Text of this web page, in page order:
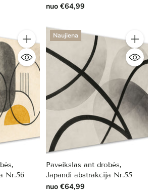
nuo €64,99
Kiekis
Nr.56
Naujiena
Kiekis
Paveikslas ant drobės,
Japandi abstrakcija Nr.55
nuo €64,99